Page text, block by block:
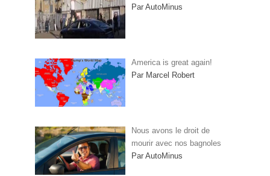
Par AutoMinus
America is great again!
Par Marcel Robert
Nous avons le droit de
mourir avec nos bagnoles
Par AutoMinus